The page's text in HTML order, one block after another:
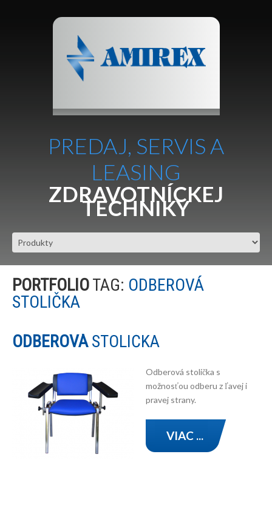
PREDAJ, SERVIS A
LEASING
ZDRAVOTNÍCKEJ
TECHNIKY
PORTFOLIOTAG: ODBEROVÁ
STOLIČKA
ODBEROVÁSTOLIČKA
Odberová stolička s
možnosťou odberu z ľavej i
pravej strany.
VIAC ...